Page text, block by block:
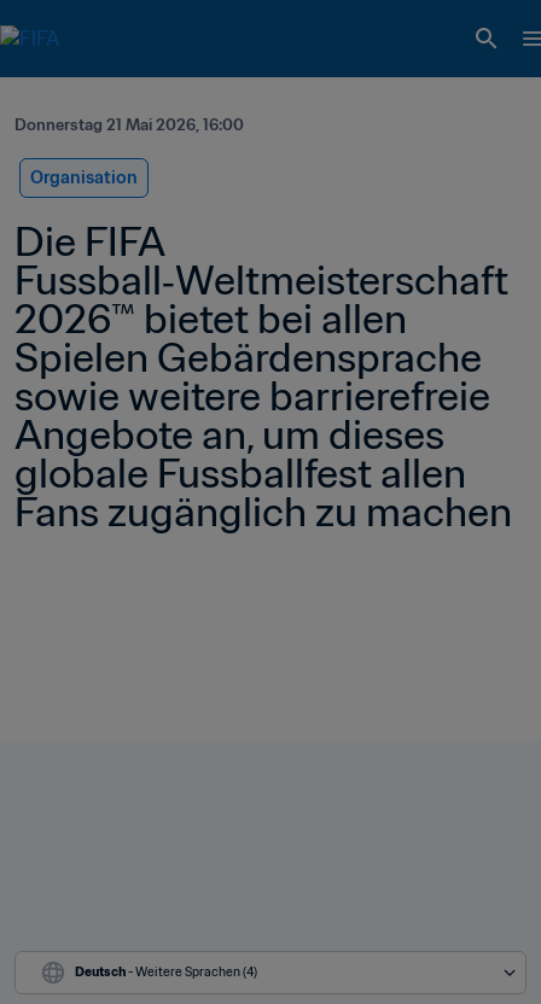
Donnerstag 21 Mai 2026, 16:00
Organisation
Die FIFA
Fussball‑Weltmeisterschaft
2026™ bietet bei allen
Spielen Gebärdensprache
sowie weitere barrierefreie
Angebote an, um dieses
globale Fussballfest allen
Fans zugänglich zu machen
Deutsch - Weitere Sprachen (4)